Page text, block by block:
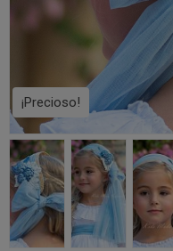
¡Precioso!